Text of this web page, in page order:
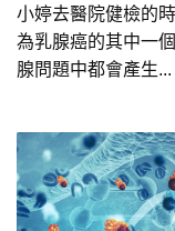
小婷去醫院健檢的
為乳腺癌的其中一
腺問題中都會產生...